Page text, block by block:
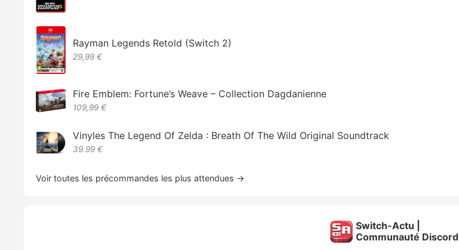
Rayman Legends Retold (Switch 2)
29,99 €
Fire Emblem: Fortune’s Weave – Collection Dagdanienne
109,99 €
Vinyles The Legend Of Zelda : Breath Of The Wild Original Soundtrack
39.99 €
Voir toutes les précommandes les plus attendues →
Switch-Actu |
Communauté Discord